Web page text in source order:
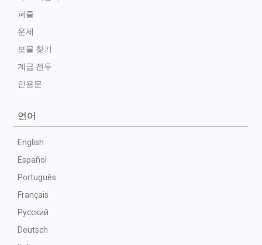
퍼즐
운세
보물 찾기
계급 전투
인용문
언어
English
Español
Português
Français
Русский
Deutsch